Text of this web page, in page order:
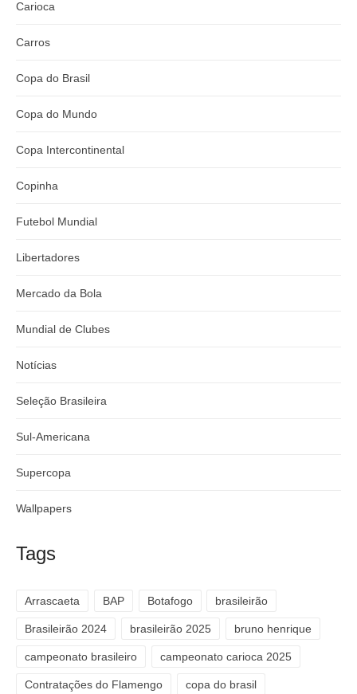
Carioca
Carros
Copa do Brasil
Copa do Mundo
Copa Intercontinental
Copinha
Futebol Mundial
Libertadores
Mercado da Bola
Mundial de Clubes
Notícias
Seleção Brasileira
Sul-Americana
Supercopa
Wallpapers
Tags
Arrascaeta BAP Botafogo brasileirão
Brasileirão 2024 brasileirão 2025 bruno henrique
campeonato brasileiro campeonato carioca 2025
Contratações do Flamengo copa do brasil